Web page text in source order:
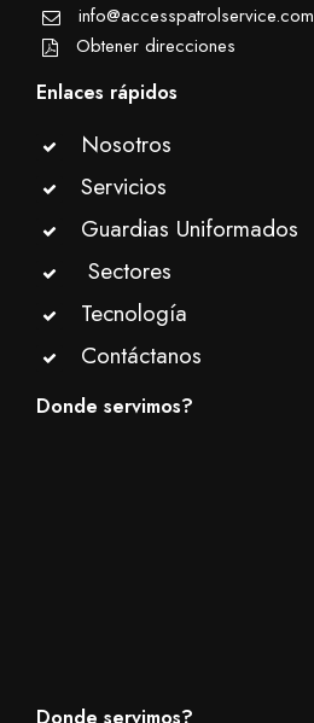
info@accesspatrolservice.com
Obtener direcciones
Enlaces rápidos
Nosotros
Servicios
Guardias Uniformados
Sectores
Tecnología
Contáctanos
Donde servimos?
Donde servimos?